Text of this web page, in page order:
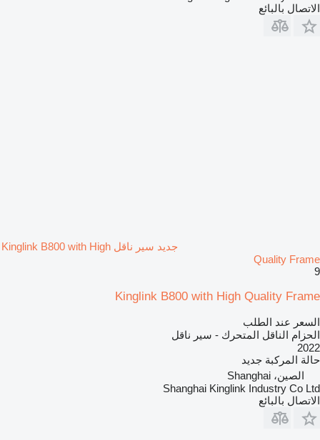
الاتصال بالبائع
جديد سير ناقل Kinglink B800 with High
Quality Frame
9
Kinglink B800 with High Quality Frame
السعر عند الطلب
الحزام الناقل المتحرك - سير ناقل
2022
حالة المركبة جديد
الصين، Shanghai
Shanghai Kinglink Industry Co Ltd
الاتصال بالبائع